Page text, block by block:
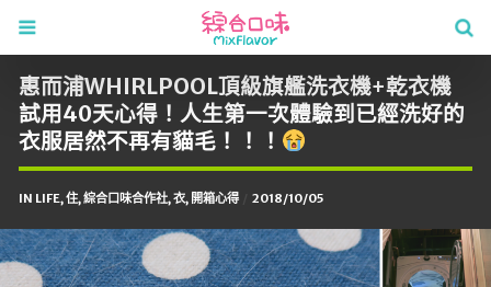
惠而浦WHIRLPOOL頂級旗艦洗衣機+乾衣機
試用40天心得！人生第一次體驗到已經洗好的
衣服居然不再有貓毛！！！
IN LIFE, 住, 綜合口味合作社, 衣, 開箱心得 2018/10/05